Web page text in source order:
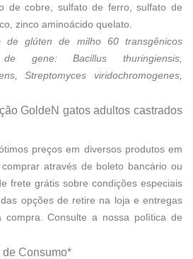
de cobre, sulfato de ferro, sulfato de
zinco aminoácido quelato.
de glúten de milho 60 transgênicos
gene: Bacillus thuringiensis,
Streptomyces viridochromogenes,
GoldeN gatos adultos castrados
preços em diversos produtos em
através de boleto bancário ou
frete grátis sobre condições especiais
opções de retire na loja e entregas
Consulte a nossa política de
Consumo*